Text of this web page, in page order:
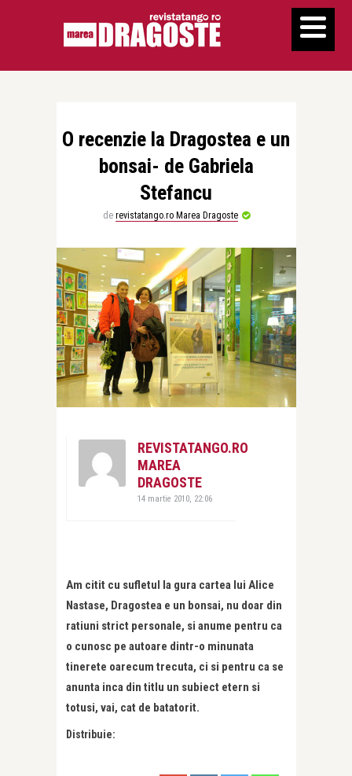
O recenzie la Dragostea e un
bonsai- de Gabriela
Stefancu
de revistatango.ro Marea Dragoste
REVISTATANGO.RO
MAREA
DRAGOSTE
14 martie 2010, 22:06
Am citit cu sufletul la gura cartea lui Alice
Nastase, Dragostea e un bonsai, nu doar din
ratiuni strict personale, si anume pentru ca
o cunosc pe autoare dintr-o minunata
tinerete oarecum trecuta, ci si pentru ca se
anunta inca din titlu un subiect etern si
totusi, vai, cat de batatorit.
Distribuie: